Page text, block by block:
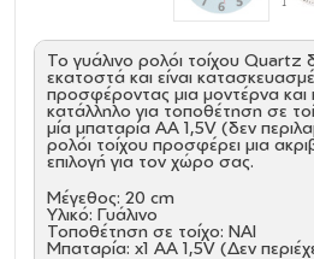
Το γυάλινο ρολόι τοίχου Quartz
εκατοστά και είναι
προσφέροντας μια μοντέρνα και
κατάλληλο για τοποθέτηση σε
μία μπαταρία AA 1,5V (δεν
ρολόι τοίχου προσφέρει μια
επιλογή για τον χώρο σας.
Μέγεθος: 20 cm
Υλικό: Γυάλινο
Τοποθέτηση σε τοίχο: ΝΑΙ
Μπαταρία: x1 AA 1,5V (Δεν